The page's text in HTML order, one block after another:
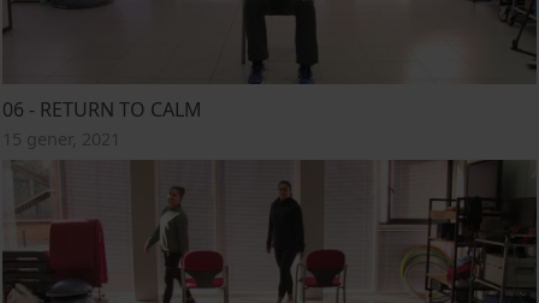
06 - RETURN TO CALM
15 gener, 2021